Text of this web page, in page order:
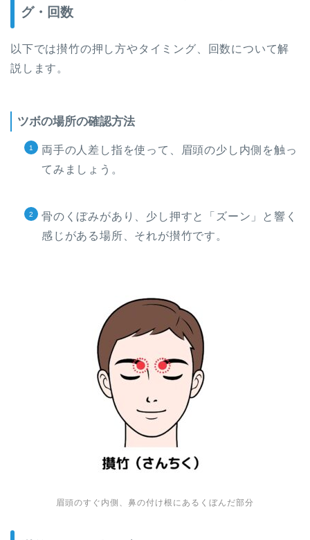
グ・回数
以下では攅竹の押し方やタイミング、回数について解
説します。
ツボの場所の確認方法
両手の人差し指を使って、眉頭の少し内側を触っ
てみましょう。
骨のくぼみがあり、少し押すと「ズーン」と響く
感じがある場所、それが攅竹です。
眉頭のすぐ内側、鼻の付け根にあるくぼんだ部分